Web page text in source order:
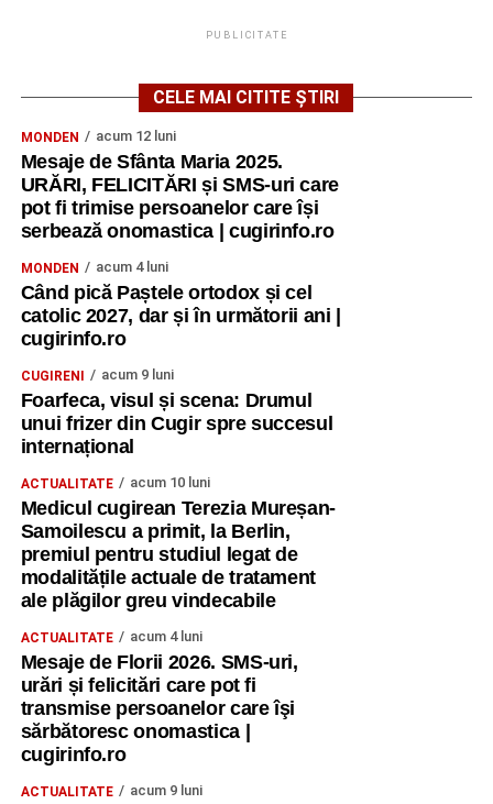
PUBLICITATE
CELE MAI CITITE ȘTIRI
MONDEN acum 12 luni
Mesaje de Sfânta Maria 2025.
URĂRI, FELICITĂRI și SMS-uri care
pot fi trimise persoanelor care își
serbează onomastica | cugirinfo.ro
MONDEN acum 4 luni
Când pică Paștele ortodox și cel
catolic 2027, dar și în următorii ani |
cugirinfo.ro
CUGIRENI acum 9 luni
Foarfeca, visul și scena: Drumul
unui frizer din Cugir spre succesul
internațional
ACTUALITATE acum 10 luni
Medicul cugirean Terezia Mureșan-
Samoilescu a primit, la Berlin,
premiul pentru studiul legat de
modalitățile actuale de tratament
ale plăgilor greu vindecabile
ACTUALITATE acum 4 luni
Mesaje de Florii 2026. SMS-uri,
urări și felicitări care pot fi
transmise persoanelor care îşi
sărbătoresc onomastica |
cugirinfo.ro
ACTUALITATE acum 9 luni